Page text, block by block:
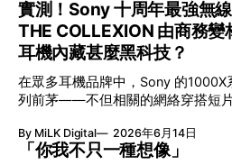
實測！Sony 十周年最強無
THE COLLEXION 由商務
耳機內藏甚麼黑科技？
在眾多耳機品牌中，Sony 的1000X
列前茅——不但相關的網絡穿搭短
VGP 金獎，也是 Amazon 折扣日的
By MiLK Digital 2026年6月14日
「你我不只一種想像」